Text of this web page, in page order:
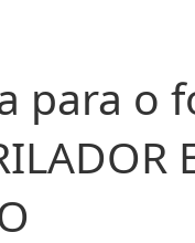
para o